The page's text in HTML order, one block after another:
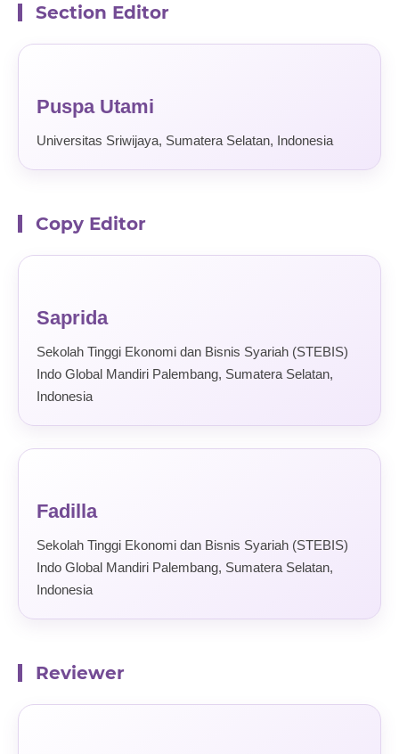
Section Editor
Puspa Utami
Universitas Sriwijaya, Sumatera Selatan, Indonesia
Copy Editor
Saprida
Sekolah Tinggi Ekonomi dan Bisnis Syariah (STEBIS)
Indo Global Mandiri Palembang, Sumatera Selatan,
Indonesia
Fadilla
Sekolah Tinggi Ekonomi dan Bisnis Syariah (STEBIS)
Indo Global Mandiri Palembang, Sumatera Selatan,
Indonesia
Reviewer